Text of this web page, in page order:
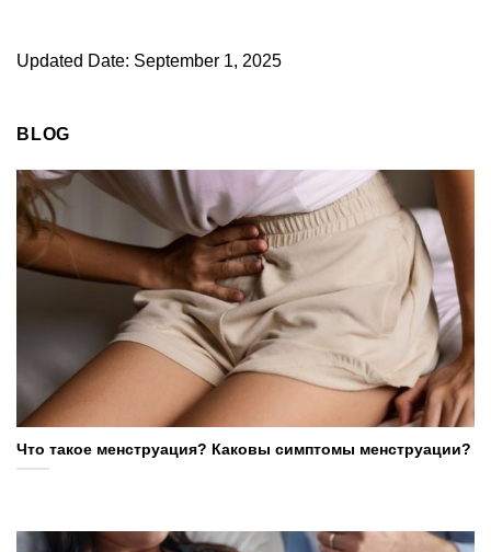
Updated Date: September 1, 2025
BLOG
Что такое менструация? Каковы симптомы менструации?